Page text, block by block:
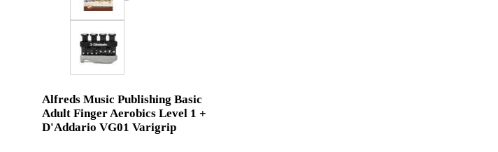
Alfreds Music Publishing Basic
Adult Finger Aerobics Level 1 +
D'Addario VG01 Varigrip